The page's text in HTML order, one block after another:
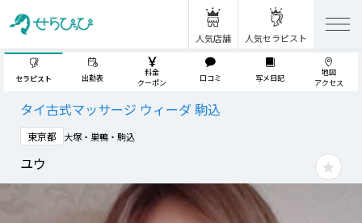
人気店舗 人気セラピスト
セラピスト 出勤表
料金
クーポン
口コミ 写メ日記
地図
アクセス
タイ古式マッサージ ウィーダ 駒込
東京都 大塚・巣鴨・駒込
ユウ